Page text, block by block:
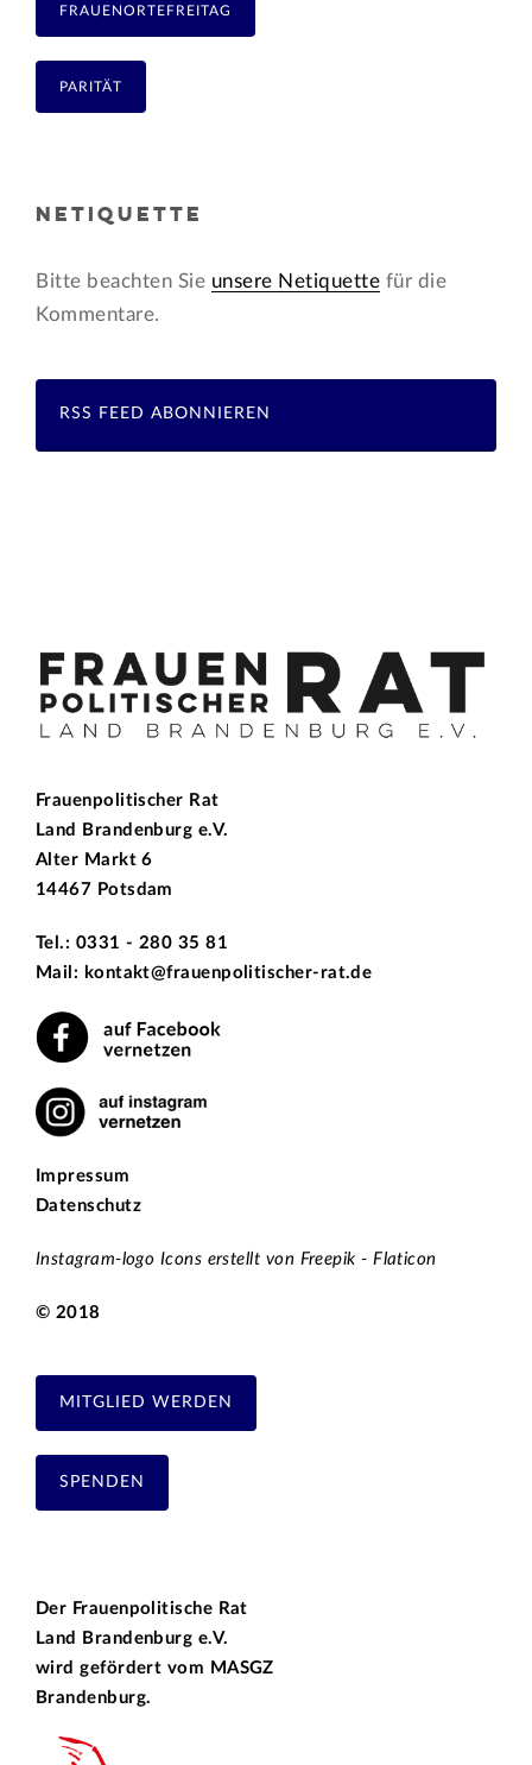
FRAUENORTEFREITAG
PARITÄT
NETIQUETTE
Bitte beachten Sie unsere Netiquette für die
Kommentare.
RSS FEED ABONNIEREN
Frauenpolitischer Rat
Land Brandenburg e.V.
Alter Markt 6
14467 Potsdam
Tel.: 0331 - 280 35 81
Mail: kontakt@frauenpolitischer-rat.de
Impressum
Datenschutz
Instagram-logo Icons erstellt von Freepik - Flaticon
© 2018
MITGLIED WERDEN
SPENDEN
Der Frauenpolitische Rat
Land Brandenburg e.V.
wird gefördert vom MASGZ
Brandenburg.